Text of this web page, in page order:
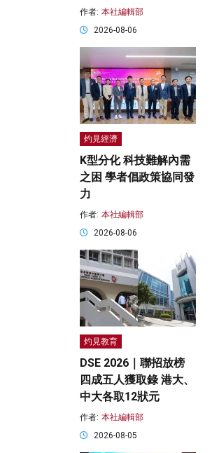
作者: 本社編輯部
2026-08-06
灼見經濟
K型分化 科技難解內需
之困 學者倡政策協同發
力
作者: 本社編輯部
2026-08-06
灼見教育
DSE 2026｜聯招放榜
四成五人獲取錄 港大、
中大各取12狀元
作者: 本社編輯部
2026-08-05